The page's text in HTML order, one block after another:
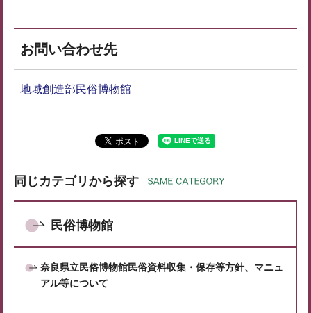
お問い合わせ先
地域創造部民俗博物館
同じカテゴリから探す
民俗博物館
奈良県立民俗博物館民俗資料収集・保存等方針、マニュ
アル等について